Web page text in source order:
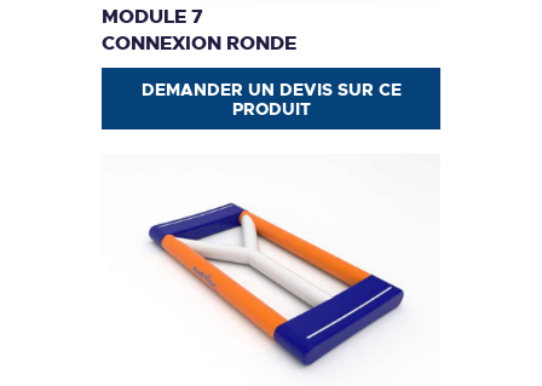
MODULE 7
CONNEXION RONDE
DEMANDER UN DEVIS SUR CE
PRODUIT